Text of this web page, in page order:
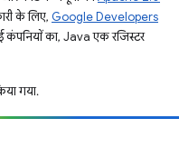
के लिए, Google Developers
का, Java एक रजिस्टर
गया.